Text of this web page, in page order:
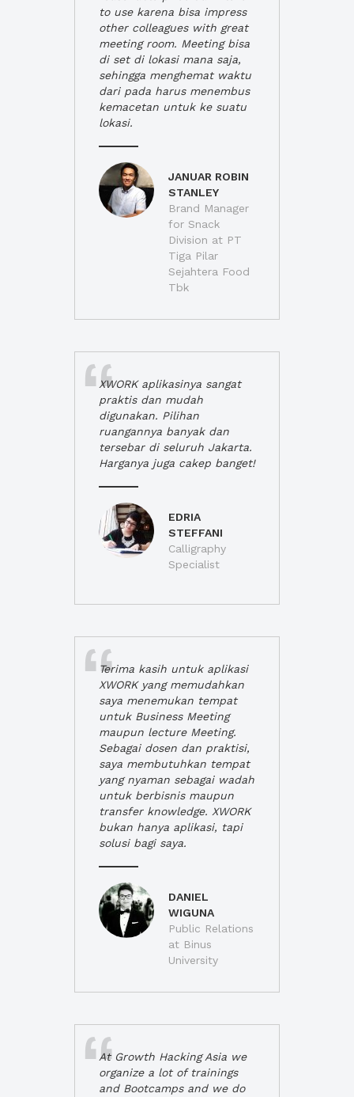
to use karena bisa impress
other colleagues with great
meeting room. Meeting bisa
di set di lokasi mana saja,
sehingga menghemat waktu
dari pada harus menembus
kemacetan untuk ke suatu
lokasi.
JANUAR ROBIN
STANLEY
Brand Manager
for Snack
Division at PT
Tiga Pilar
Sejahtera Food
Tbk
XWORK aplikasinya sangat
praktis dan mudah
digunakan. Pilihan
ruangannya banyak dan
tersebar di seluruh Jakarta.
Harganya juga cakep banget!
EDRIA
STEFFANI
Calligraphy
Specialist
Terima kasih untuk aplikasi
XWORK yang memudahkan
saya menemukan tempat
untuk Business Meeting
maupun lecture Meeting.
Sebagai dosen dan praktisi,
saya membutuhkan tempat
yang nyaman sebagai wadah
untuk berbisnis maupun
transfer knowledge. XWORK
bukan hanya aplikasi, tapi
solusi bagi saya.
DANIEL
WIGUNA
Public Relations
at Binus
University
At Growth Hacking Asia we
organize a lot of trainings
and Bootcamps and we do